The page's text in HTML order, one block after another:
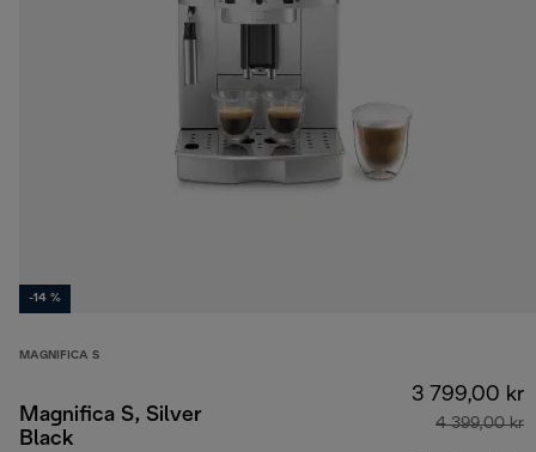
-14 %
MAGNIFICA S
Magnifica S, Silver
Black
3 799,00 kr
4 399,00 kr